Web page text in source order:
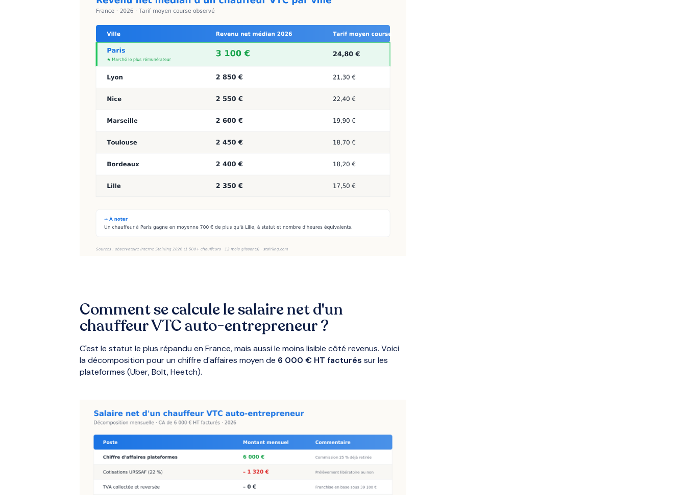
Comment se calcule le salaire net d'un
chauffeur VTC auto-entrepreneur ?
C'est le statut le plus répandu en France, mais aussi le moins lisible côté revenus. Voici
la décomposition pour un chiffre d'affaires moyen de 6 000 € HT facturés sur les
plateformes (Uber, Bolt, Heetch).